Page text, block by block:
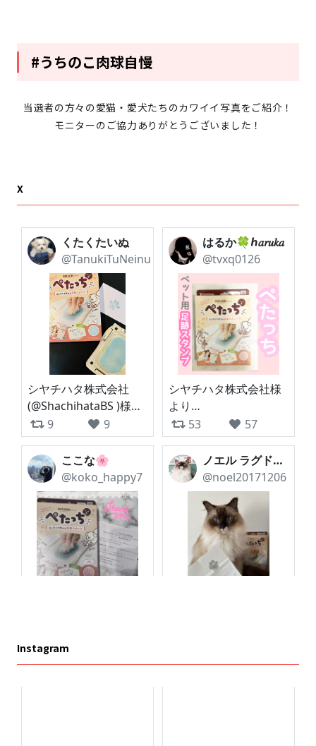
#うちのこ肉球自慢
当選者の方々の愛猫・愛犬たちのカワイイ写真をご紹介！
モニターのご協力ありがとうございました！
X
Instagram